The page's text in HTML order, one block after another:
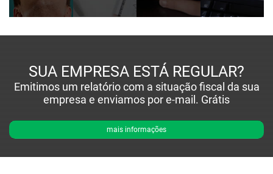
SUA EMPRESA ESTÁ REGULAR?
Emitimos um relatório com a situação fiscal da sua
empresa e enviamos por e-mail. Grátis
mais informações